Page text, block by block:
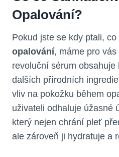
Opalování?
Pokud jste se kdy ptali, co
opalování, máme pro
revoluční sérum obsahuje
dalších přírodních
vliv na pokožku během
uživateli odhaluje úžasné
který nejen chrání pleť
ale zároveň ji hydratuje a